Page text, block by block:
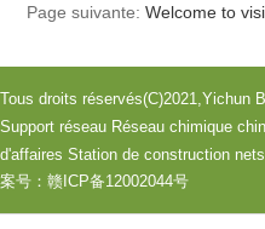
Page suivante: Welcome to
Tous droits réservés(C)2021,Yichun
Support réseau Réseau chimique
d'affaires Station de construction
案号：赣ICP备12002044号